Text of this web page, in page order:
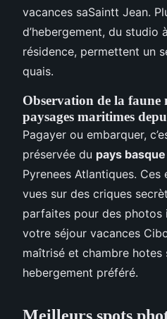
vacances saSaintt Jean.
d’hebergement, du studio
résidence, permettent un
quais.
Observation de la faune
paysages maritimes
Pagayer ou embarquer,
préservée du pays basque
Pyrenees Atlantiques.
vues sur des criques
parfaites pour des photos
votre séjour vacances
maîtrisé et chambre
hebergement préféré.
Meilleurs spots